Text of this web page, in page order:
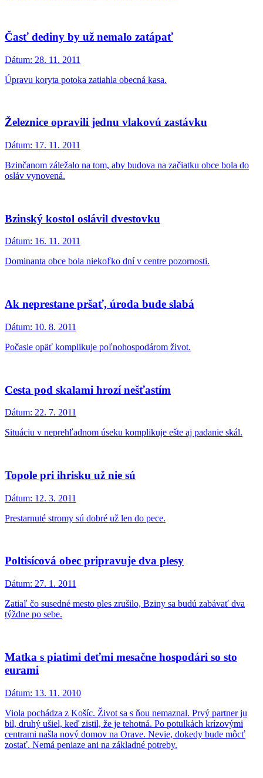
Časť dediny by už nemalo zatápať
Dátum: 28. 11. 2011
Úpravu koryta potoka zatiahla obecná kasa.
Železnice opravili jednu vlakovú zastávku
Dátum: 17. 11. 2011
Bzinčanom záležalo na tom, aby budova na začiatku obce bola do
osláv vynovená.
Bzinský kostol oslávil dvestovku
Dátum: 16. 11. 2011
Dominanta obce bola niekoľko dní v centre pozornosti.
Ak neprestane pršať, úroda bude slabá
Dátum: 10. 8. 2011
Počasie opäť komplikuje poľnohospodárom život.
Cesta pod skalami hrozí nešťastím
Dátum: 22. 7. 2011
Situáciu v neprehľadnom úseku komplikuje ešte aj padanie skál.
Topole pri ihrisku už nie sú
Dátum: 12. 3. 2011
Prestarnuté stromy sú dobré už len do pece.
Poltisícová obec pripravuje dva plesy
Dátum: 27. 1. 2011
Zatiaľ čo susedné mesto ples zrušilo, Bziny sa budú zabávať dva
týždne po sebe.
Matka s piatimi deťmi mesačne hospodári so sto
eurami
Dátum: 13. 11. 2010
Viola pochádza z Košíc. Život sa s ňou nemaznal. Prvý partner ju
bil, druhý ušiel, keď zistil, že je tehotná. Po potulkách krízovými
centrami našla nový domov na Orave. Nevie, dokedy bude môcť
zostať. Nemá peniaze ani na základné potreby.